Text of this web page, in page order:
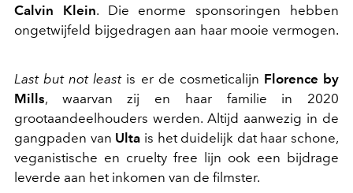
Calvin Klein. Die enorme sponsoringen hebben
ongetwijfeld bijgedragen aan haar mooie vermogen.
Last but not least is er de cosmeticalijn Florence by
Mills, waarvan zij en haar familie in 2020
grootaandeelhouders werden. Altijd aanwezig in de
gangpaden van Ulta is het duidelijk dat haar schone,
veganistische en cruelty free lijn ook een bijdrage
leverde aan het inkomen van de filmster.